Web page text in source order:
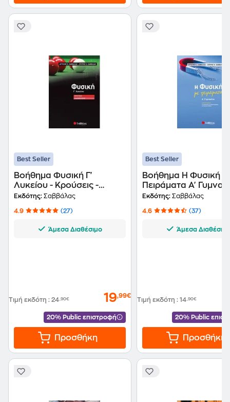
Best Seller
Βοήθημα Φυσική Γ'
Λυκείου - Κρούσεις -
Ταλαντώσεις
Εκδότης: Σαββάλας
4.9 (27)
Άμεσα Διαθέσιμο
Τιμή εκδότη : 24,90€ 19,99€
20% Public επιστροφή
Προσθήκη
Best Seller
Βοήθημα Η Φυσική
Πειράματα Α'
Εκδότης: Σαββάλας
4.6 (37)
Άμεσα Διαθέσιμο
Τιμή εκδότη : 14,90€
20% Public
Προσθήκη